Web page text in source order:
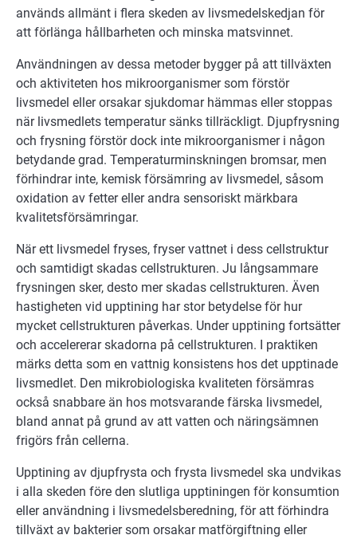
används allmänt i flera skeden av livsmedelskedjan för
att förlänga hållbarheten och minska matsvinnet.
Användningen av dessa metoder bygger på att tillväxten
och aktiviteten hos mikroorganismer som förstör
livsmedel eller orsakar sjukdomar hämmas eller stoppas
när livsmedlets temperatur sänks tillräckligt. Djupfrysning
och frysning förstör dock inte mikroorganismer i någon
betydande grad. Temperaturminskningen bromsar, men
förhindrar inte, kemisk försämring av livsmedel, såsom
oxidation av fetter eller andra sensoriskt märkbara
kvalitetsförsämringar.
När ett livsmedel fryses, fryser vattnet i dess cellstruktur
och samtidigt skadas cellstrukturen. Ju långsammare
frysningen sker, desto mer skadas cellstrukturen. Även
hastigheten vid upptining har stor betydelse för hur
mycket cellstrukturen påverkas. Under upptining fortsätter
och accelererar skadorna på cellstrukturen. I praktiken
märks detta som en vattnig konsistens hos det upptinade
livsmedlet. Den mikrobiologiska kvaliteten försämras
också snabbare än hos motsvarande färska livsmedel,
bland annat på grund av att vatten och näringsämnen
frigörs från cellerna.
Upptining av djupfrysta och frysta livsmedel ska undvikas
i alla skeden före den slutliga upptiningen för konsumtion
eller användning i livsmedelsberedning, för att förhindra
tillväxt av bakterier som orsakar matförgiftning eller